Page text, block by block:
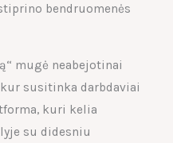
bendruomenės
mugė neabejotinai
susitinka darbdaviai
kuri kelia
su didesniu